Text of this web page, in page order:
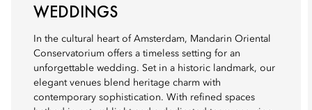
WEDDINGS
In the cultural heart of Amsterdam, Mandarin Oriental
Conservatorium offers a timeless setting for an
unforgettable wedding. Set in a historic landmark, our
elegant venues blend heritage charm with
contemporary sophistication. With refined spaces